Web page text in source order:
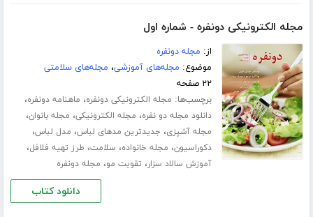
مجله الکترونیکی دونفره - شماره اول
از: مجله دونفره
موضوع: مجله‌های آموزشی، مجله‌های سلامتی
۲۲ صفحه
برچسب‌ها: مجله الکترونیکی دونفره، ماهنامه دونفره،
دانلود مجله دو نفره، مجله الکترونیکی، مجله بانوان،
مجله آشپزی، جدیدترین مدهای لباس، مدل لباس،
دکوراسیون، مجله خانواده، سلامت، طرز تهیه فلافل،
آموزش سالاد سزار، تقویت مو، مجله دونفره
دانلود کتاب